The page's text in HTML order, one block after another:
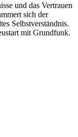
und das Vertrauen
sich der
Selbstverständnis.
mit Grundfunk.